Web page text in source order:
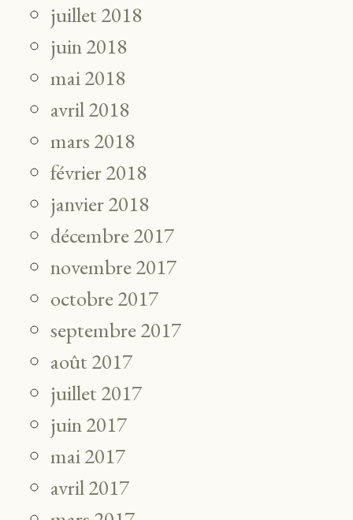
juillet 2018
juin 2018
mai 2018
avril 2018
mars 2018
février 2018
janvier 2018
décembre 2017
novembre 2017
octobre 2017
septembre 2017
août 2017
juillet 2017
juin 2017
mai 2017
avril 2017